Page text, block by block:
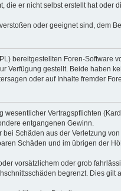
er nicht selbst erstellt hat oder
oder geeignet sind, dem
bereitgestellten Foren-Software
gestellt. Beide haben
oder auf Inhalte fremder
Vertragspflichten
entgangenen Gewinn.
Schäden aus der Verletzung
Schäden und im übrigen der
vorsätzlichem oder grob
begrenzt. Dies